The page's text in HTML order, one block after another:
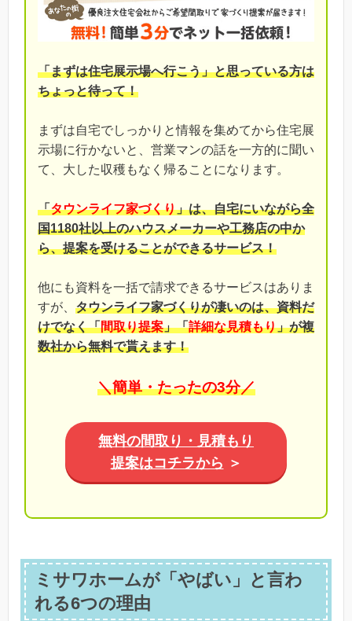
「まずは住宅展示場へ行こう」と思っている方は
ちょっと待って！
まずは自宅でしっかりと情報を集めてから住宅展
示場に行かないと、営業マンの話を一方的に聞い
て、大した収穫もなく帰ることになります。
「タウンライフ家づくり」は、自宅にいながら全
国1180社以上のハウスメーカーや工務店の中か
ら、提案を受けることができるサービス！
他にも資料を一括で請求できるサービスはありま
すが、 タウンライフ家づくりが凄いのは、資料だ
けでなく「間取り提案」「詳細な見積もり」が複
数社から無料で貰えます！
＼簡単・たったの3分／
無料の間取り・見積もり
提案はコチラから ＞
ミサワホームが「やばい」と言わ
れる6つの理由